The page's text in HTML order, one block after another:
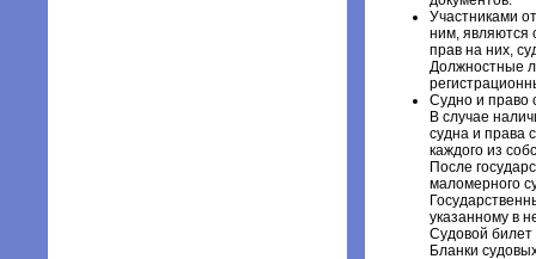
Участниками
ним, являются
прав на них,
Должностные
Судно и право
В случае
судна и права
каждого из
После
маломерного
указанному в
Судовой билет
Бланки